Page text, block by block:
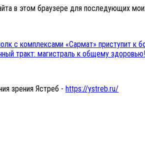
в этом браузере для последующих
с комплексами «Сармат» приступит к
тракт: магистраль к общему здоровью!
зрения Ястреб - https://ystreb.ru/